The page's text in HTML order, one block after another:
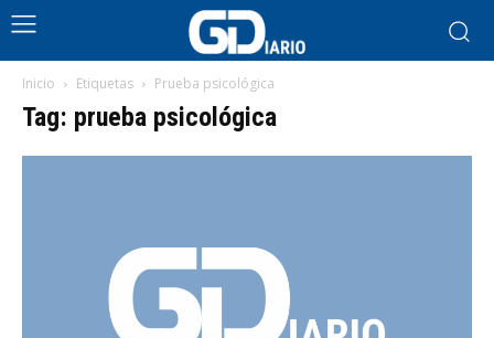
Inicio Etiquetas Prueba psicológica
Tag: prueba psicológica